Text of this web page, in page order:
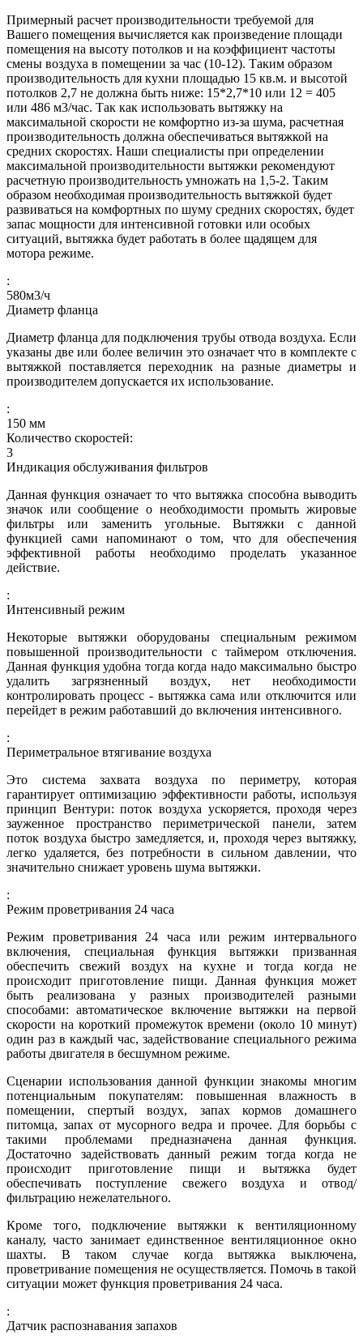
Примерный расчет производительности требуемой для
Вашего помещения вычисляется как произведение площади
помещения на высоту потолков и на коэффициент частоты
смены воздуха в помещении за час (10-12). Таким образом
производительность для кухни площадью 15 кв.м. и высотой
потолков 2,7 не должна быть ниже: 15*2,7*10 или 12 = 405
или 486 м3/час. Так как использовать вытяжку на
максимальной скорости не комфортно из-за шума, расчетная
производительность должна обеспечиваться вытяжкой на
средних скоростях. Наши специалисты при определении
максимальной производительности вытяжки рекомендуют
расчетную производительность умножать на 1,5-2. Таким
образом необходимая производительность вытяжкой будет
развиваться на комфортных по шуму средних скоростях, будет
запас мощности для интенсивной готовки или особых
ситуаций, вытяжка будет работать в более щадящем для
мотора режиме.
:
580м3/ч
Диаметр фланца
Диаметр фланца для подключения трубы отвода воздуха. Если
указаны две или более величин это означает что в комплекте с
вытяжкой поставляется переходник на разные диаметры и
производителем допускается их использование.
:
150 мм
Количество скоростей:
3
Индикация обслуживания фильтров
Данная функция означает то что вытяжка способна выводить
значок или сообщение о необходимости промыть жировые
фильтры или заменить угольные. Вытяжки с данной
функцией сами напоминают о том, что для обеспечения
эффективной работы необходимо проделать указанное
действие.
:
Интенсивный режим
Некоторые вытяжки оборудованы специальным режимом
повышенной производительности с таймером отключения.
Данная функция удобна тогда когда надо максимально быстро
удалить загрязненный воздух, нет необходимости
контролировать процесс - вытяжка сама или отключится или
перейдет в режим работавший до включения интенсивного.
:
Периметральное втягивание воздуха
Это система захвата воздуха по периметру, которая
гарантирует оптимизацию эффективности работы, используя
принцип Вентури: поток воздуха ускоряется, проходя через
зауженное пространство периметрической панели, затем
поток воздуха быстро замедляется, и, проходя через вытяжку,
легко удаляется, без потребности в сильном давлении, что
значительно снижает уровень шума вытяжки.
:
Режим проветривания 24 часа
Режим проветривания 24 часа или режим интервального
включения, специальная функция вытяжки призванная
обеспечить свежий воздух на кухне и тогда когда не
происходит приготовление пищи. Данная функция может
быть реализована у разных производителей разными
способами: автоматическое включение вытяжки на первой
скорости на короткий промежуток времени (около 10 минут)
один раз в каждый час, задействование специального режима
работы двигателя в бесшумном режиме.
Сценарии использования данной функции знакомы многим
потенциальным покупателям: повышенная влажность в
помещении, спертый воздух, запах кормов домашнего
питомца, запах от мусорного ведра и прочее. Для борьбы с
такими проблемами предназначена данная функция.
Достаточно задействовать данный режим тогда когда не
происходит приготовление пищи и вытяжка будет
обеспечивать поступление свежего воздуха и отвод/
фильтрацию нежелательного.
Кроме того, подключение вытяжки к вентиляционному
каналу, часто занимает единственное вентиляционное окно
шахты. В таком случае когда вытяжка выключена,
проветривание помещения не осуществляется. Помочь в такой
ситуации может функция проветривания 24 часа.
:
Датчик распознавания запахов